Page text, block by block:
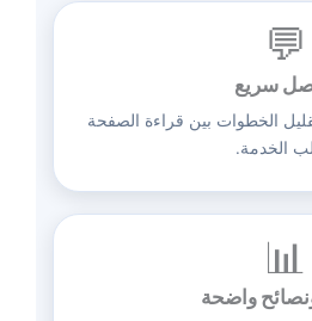
💬
سريع
الخطوات بين قراءة الصفحة
الخدمة.
📊
واضحة